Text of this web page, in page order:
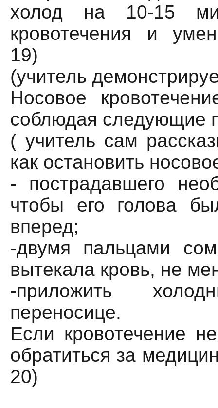
холод на 10-15
кровотечения и
19)
(учитель
Носовое
соблюдая следующие
( учитель сам
как остановить
- пострадавшего
чтобы его голова
вперед;
-двумя пальцами
вытекала кровь, не
-приложить
переносице.
Если кровотечение
обратиться за
20)